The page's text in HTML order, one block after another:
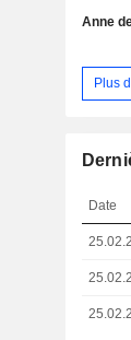
Anne
Plus
Date